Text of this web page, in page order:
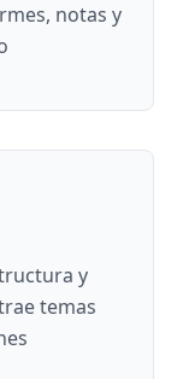
notas y
y
temas